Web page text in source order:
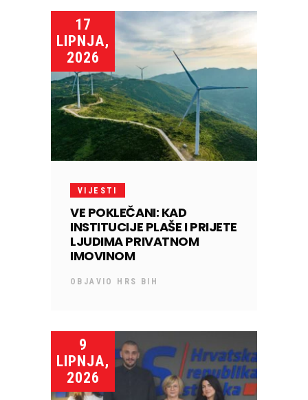
17
LIPNJA,
2026
VIJESTI
VE POKLEČANI: KAD
INSTITUCIJE PLAŠE I PRIJETE
LJUDIMA PRIVATNOM
IMOVINOM
OBJAVIO HRS BIH
9
LIPNJA,
2026